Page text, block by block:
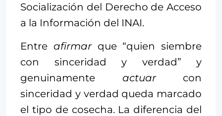
Socialización del Derecho de Acceso
a la Información del INAI.
Entre afirmarque “quien siembre
con sinceridad y verdad” y
genuinamente actuarcon
sinceridad y verdad queda marcado
el tipo de cosecha. La diferencia del